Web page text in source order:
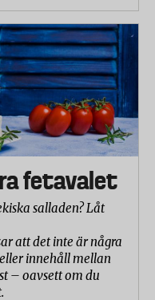
fetavalet
salladen? Låt
att det inte är några
innehåll mellan
– oavsett om du